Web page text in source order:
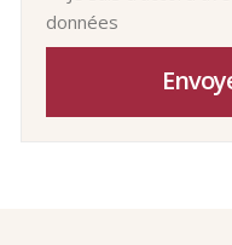
données